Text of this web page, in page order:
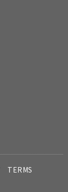
TERMS